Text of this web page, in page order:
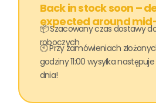
Back in stock soon –
expected around
📦 Szacowany czas dostawy
roboczych
🕙 Przy zamówieniach
godziny 11:00 wysyłka
dnia!